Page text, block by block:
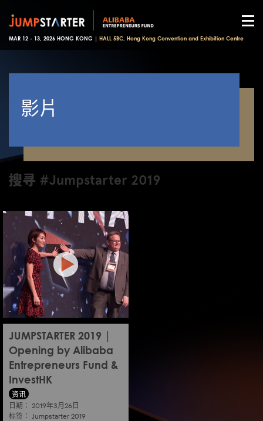
MAR 12 - 13, 2026 HONG KONG | HALL 5BC, Hong Kong Convention and Exhibition Centre
影片
搜寻 #Jumpstarter 2019
JUMPSTARTER 2019 |
Opening by Alibaba
Entrepreneurs Fund &
InvestHK
资讯
日期： 2019年3月26日
标签： Jumpstarter 2019